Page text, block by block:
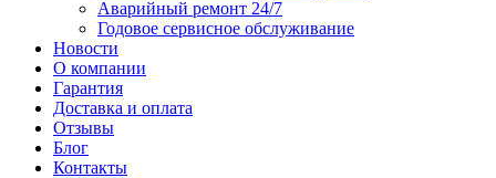
Аварийный ремонт 24/7
Годовое сервисное обслуживание
Новости
О компании
Гарантия
Доставка и оплата
Отзывы
Блог
Контакты